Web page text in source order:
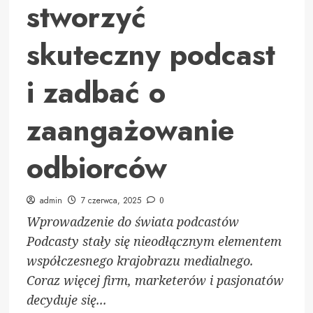
stworzyć
skuteczny podcast
i zadbać o
zaangażowanie
odbiorców
admin 7 czerwca, 2025 0
Wprowadzenie do świata podcastów
Podcasty stały się nieodłącznym elementem
współczesnego krajobrazu medialnego.
Coraz więcej firm, marketerów i pasjonatów
decyduje się...